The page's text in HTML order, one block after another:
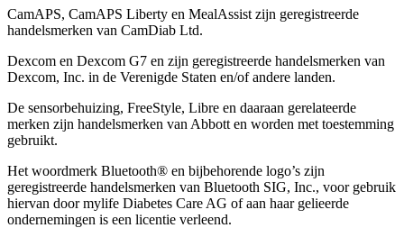
CamAPS, CamAPS Liberty en MealAssist zijn geregistreerde
handelsmerken van CamDiab Ltd.
Dexcom en Dexcom G7 en zijn geregistreerde handelsmerken van
Dexcom, Inc. in de Verenigde Staten en/of andere landen.
De sensorbehuizing, FreeStyle, Libre en daaraan gerelateerde
merken zijn handelsmerken van Abbott en worden met toestemming
gebruikt.
Het woordmerk Bluetooth® en bijbehorende logo’s zijn
geregistreerde handelsmerken van Bluetooth SIG, Inc., voor gebruik
hiervan door mylife Diabetes Care AG of aan haar gelieerde
ondernemingen is een licentie verleend.